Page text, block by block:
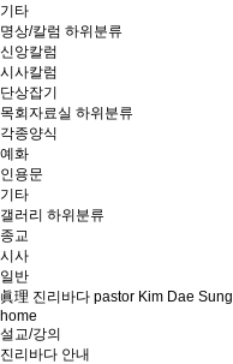
기타
명상/칼럼 하위분류
신앙칼럼
시사칼럼
단상잡기
목회자료실 하위분류
각종양식
예화
인용문
기타
갤러리 하위분류
종교
시사
일반
眞理 진리바다 pastor Kim Dae Sung
home
설교/강의
진리바다 안내